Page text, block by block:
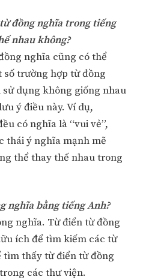
đồng nghĩa trong tiếng
nhau không?
nghĩa cũng có thể
trường hợp từ đồng
dụng không giống nhau
ý điều này. Ví dụ,
có nghĩa là “vui vẻ”,
thái ý nghĩa mạnh mẽ
thể thay thế nhau trong
nghĩa bằng tiếng Anh?
nghĩa. Từ điển từ đồng
ích để tìm kiếm các từ
tìm thấy từ điển từ đồng
các thư viện.